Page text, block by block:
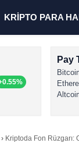
KRİPTO PARA
Pay
› Kriptoda Fon Rüzgarı: